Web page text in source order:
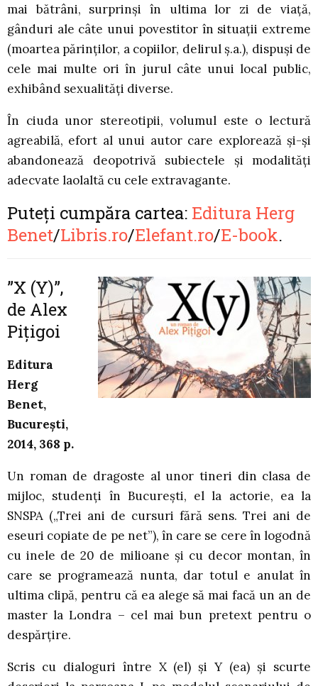
mai bătrâni, surprinși în ultima lor zi de viață,
gânduri ale câte unui povestitor în situații extreme
(moartea părinților, a copiilor, delirul ș.a.), dispuși de
cele mai multe ori în jurul câte unui local public,
exhibând sexualități diverse.
În ciuda unor stereotipii, volumul este o lectură
agreabilă, efort al unui autor care explorează și-și
abandonează deopotrivă subiectele și modalități
adecvate laolaltă cu cele extravagante.
Puteți cumpăra cartea: Editura Herg
Benet/Libris.ro/Elefant.ro/E-book.
”X (Y)”,
de Alex
Pițigoi
Editura
Herg
Benet,
București,
2014, 368 p.
Un roman de dragoste al unor tineri din clasa de
mijloc, studenți în București, el la actorie, ea la
SNSPA („Trei ani de cursuri fără sens. Trei ani de
eseuri copiate de pe net”), în care se cere în logodnă
cu inele de 20 de milioane și cu decor montan, în
care se programează nunta, dar totul e anulat în
ultima clipă, pentru că ea alege să mai facă un an de
master la Londra – cel mai bun pretext pentru o
despărțire.
Scris cu dialoguri între X (el) și Y (ea) și scurte